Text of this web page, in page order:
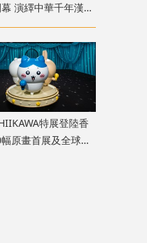
演繹中華千年漢字
特展登陸香
原畫首展及全球首